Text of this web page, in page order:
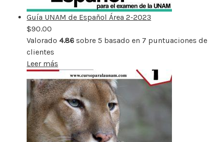
Guía UNAM de Español Área 2-2023
$90.00
Valorado 4.86 sobre 5 basado en 7 puntuaciones de
clientes
Leer más